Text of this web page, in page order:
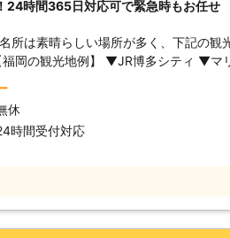
ッテリーの充電は、救護車を利用して
ている車を現場まで持っていき電池切
り込む仕組みになっています。直接車
ーなどの器具がなくても復旧させるこ
が強み！】 また弊社の強みとしては、
ってしまうと、移動することができず
めにバッテリーの充電をしたいと思うのは
24時間365日対応可で緊急時もお任せ
所は素晴らしい場所が多く、下記の観
湯 しかし、上記の観光地へ向かっている途
途中にエンジンが止まってしまったら
しもこのエンジントラブルがバッテリ
者に連絡しようとする方が多いでしょ
は24時間営業しています。深夜
と温泉に浸かってその後、車に乗ろう
休
時間受付対応